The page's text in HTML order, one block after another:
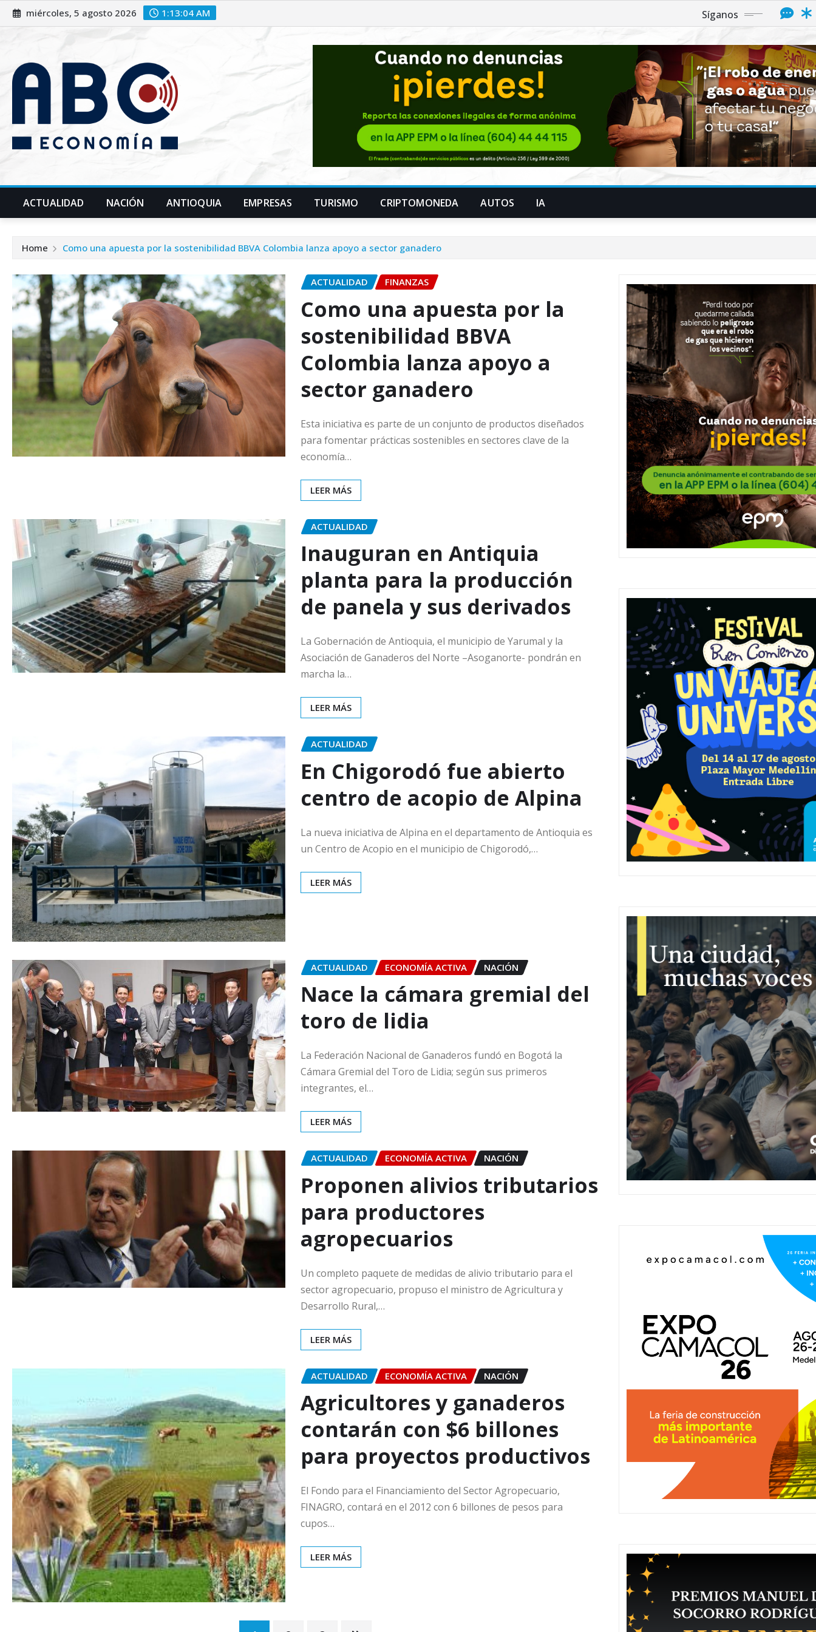
miércoles, 5 agosto 2026 1:13:06 AM Síganos
ACTUALIDAD NACIÓN ANTIOQUIA EMPRESAS TURISMO CRIPTOMONEDA AUTOS IA
Home Como una apuesta por la sostenibilidad BBVA Colombia lanza apoyo a sector ganadero
ACTUALIDAD FINANZAS
Como una apuesta por la
sostenibilidad BBVA
Colombia lanza apoyo a
sector ganadero
Esta iniciativa es parte de un conjunto de productos diseñados
para fomentar prácticas sostenibles en sectores clave de la
economía…
LEER MÁS
ACTUALIDAD
Inauguran en Antiquia
planta para la producción
de panela y sus derivados
La Gobernación de Antioquia, el municipio de Yarumal y la
Asociación de Ganaderos del Norte –Asoganorte- pondrán en
marcha la…
LEER MÁS
ACTUALIDAD
En Chigorodó fue abierto
centro de acopio de Alpina
La nueva iniciativa de Alpina en el departamento de Antioquia es
un Centro de Acopio en el municipio de Chigorodó,…
LEER MÁS
ACTUALIDAD ECONOMÍA ACTIVA NACIÓN
Nace la cámara gremial del
toro de lidia
La Federación Nacional de Ganaderos fundó en Bogotá la
Cámara Gremial del Toro de Lidia; según sus primeros
integrantes, el…
LEER MÁS
ACTUALIDAD ECONOMÍA ACTIVA NACIÓN
Proponen alivios tributarios
para productores
agropecuarios
Un completo paquete de medidas de alivio tributario para el
sector agropecuario, propuso el ministro de Agricultura y
Desarrollo Rural,…
LEER MÁS
ACTUALIDAD ECONOMÍA ACTIVA NACIÓN
Agricultores y ganaderos
contarán con $6 billones
para proyectos productivos
El Fondo para el Financiamiento del Sector Agropecuario,
FINAGRO, contará en el 2012 con 6 billones de pesos para
cupos…
LEER MÁS